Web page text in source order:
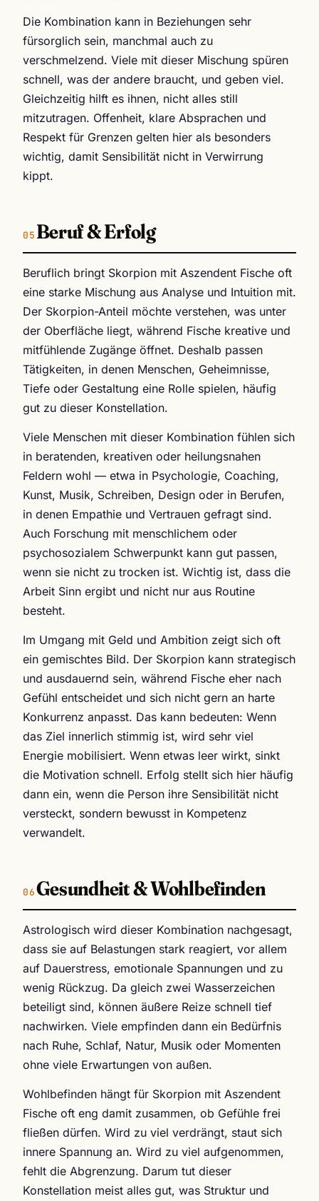
Die Kombination kann in Beziehungen sehr
fürsorglich sein, manchmal auch zu
verschmelzend. Viele mit dieser Mischung spüren
schnell, was der andere braucht, und geben viel.
Gleichzeitig hilft es ihnen, nicht alles still
mitzutragen. Offenheit, klare Absprachen und
Respekt für Grenzen gelten hier als besonders
wichtig, damit Sensibilität nicht in Verwirrung
kippt.
Beruf & Erfolg
Beruflich bringt Skorpion mit Aszendent Fische oft
eine starke Mischung aus Analyse und Intuition mit.
Der Skorpion-Anteil möchte verstehen, was unter
der Oberfläche liegt, während Fische kreative und
mitfühlende Zugänge öffnet. Deshalb passen
Tätigkeiten, in denen Menschen, Geheimnisse,
Tiefe oder Gestaltung eine Rolle spielen, häufig
gut zu dieser Konstellation.
Viele Menschen mit dieser Kombination fühlen sich
in beratenden, kreativen oder heilungsnahen
Feldern wohl — etwa in Psychologie, Coaching,
Kunst, Musik, Schreiben, Design oder in Berufen,
in denen Empathie und Vertrauen gefragt sind.
Auch Forschung mit menschlichem oder
psychosozialem Schwerpunkt kann gut passen,
wenn sie nicht zu trocken ist. Wichtig ist, dass die
Arbeit Sinn ergibt und nicht nur aus Routine
besteht.
Im Umgang mit Geld und Ambition zeigt sich oft
ein gemischtes Bild. Der Skorpion kann strategisch
und ausdauernd sein, während Fische eher nach
Gefühl entscheidet und sich nicht gern an harte
Konkurrenz anpasst. Das kann bedeuten: Wenn
das Ziel innerlich stimmig ist, wird sehr viel
Energie mobilisiert. Wenn etwas leer wirkt, sinkt
die Motivation schnell. Erfolg stellt sich hier häufig
dann ein, wenn die Person ihre Sensibilität nicht
versteckt, sondern bewusst in Kompetenz
verwandelt.
Gesundheit & Wohlbefinden
Astrologisch wird dieser Kombination nachgesagt,
dass sie auf Belastungen stark reagiert, vor allem
auf Dauerstress, emotionale Spannungen und zu
wenig Rückzug. Da gleich zwei Wasserzeichen
beteiligt sind, können äußere Reize schnell tief
nachwirken. Viele empfinden dann ein Bedürfnis
nach Ruhe, Schlaf, Natur, Musik oder Momenten
ohne viele Erwartungen von außen.
Wohlbefinden hängt für Skorpion mit Aszendent
Fische oft eng damit zusammen, ob Gefühle frei
fließen dürfen. Wird zu viel verdrängt, staut sich
innere Spannung an. Wird zu viel aufgenommen,
fehlt die Abgrenzung. Darum tut dieser
Konstellation meist alles gut, was Struktur und